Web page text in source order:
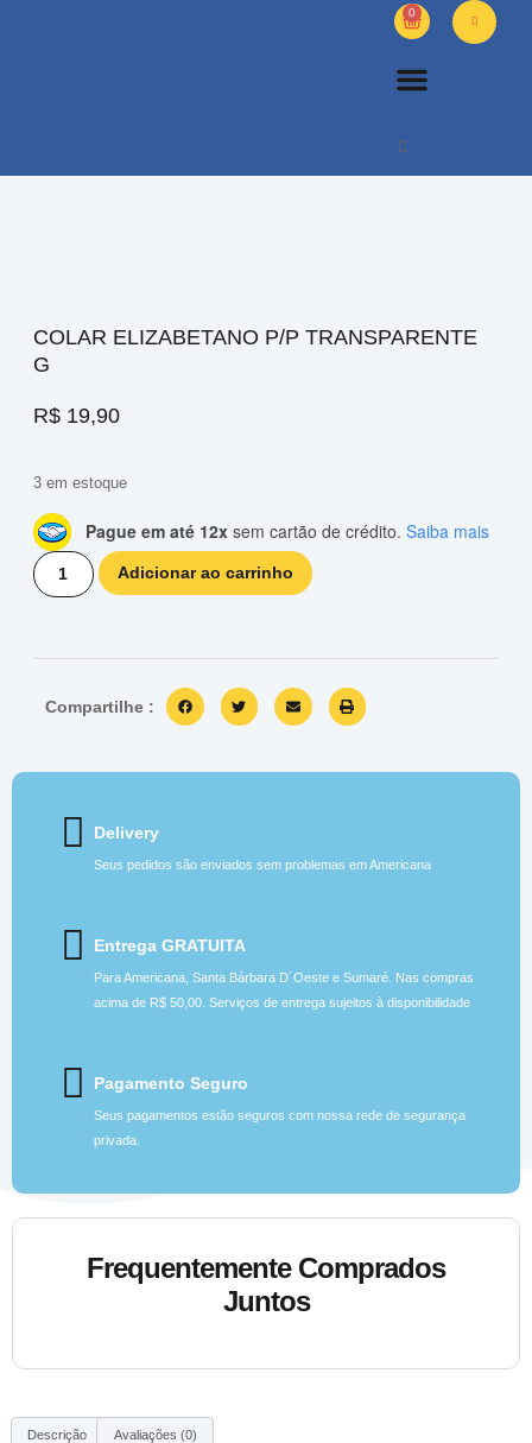
0
COLAR ELIZABETANO P/P TRANSPARENTE
G
R$ 19,90
3 em estoque
Pague em até 12x sem cartão de crédito. Saiba mais
Adicionar ao carrinho
Compartilhe :
Delivery
Seus pedidos são enviados sem problemas em Americana
Entrega GRATUITA
Para Americana, Santa Bárbara D´Oeste e Sumaré. Nas compras
acima de R$ 50,00. Serviços de entrega sujeitos à disponibilidade
Pagamento Seguro
Seus pagamentos estão seguros com nossa rede de segurança
privada.
Frequentemente Comprados
Juntos
Descrição Avaliações (0)